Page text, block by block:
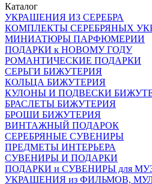
Каталог
УКРАШЕНИЯ ИЗ СЕРЕБРА
КОМПЛЕКТЫ СЕРЕБРЯНЫХ
МИНИАТЮРЫ ПАРФЮМЕРИИ
ПОДАРКИ к НОВОМУ ГОДУ
РОМАНТИЧЕСКИЕ ПОДАРКИ
СЕРЬГИ БИЖУТЕРИЯ
КОЛЬЦА БИЖУТЕРИЯ
КУЛОНЫ И ПОДВЕСКИ
БРАСЛЕТЫ БИЖУТЕРИЯ
БРОШИ БИЖУТЕРИЯ
ВИНТАЖНЫЙ ПОДАРОК
СЕРЕБРЯНЫЕ СУВЕНИРЫ
ПРЕДМЕТЫ ИНТЕРЬЕРА
СУВЕНИРЫ И ПОДАРКИ
ПОДАРКИ и СУВЕНИРЫ для
УКРАШЕНИЯ из ФИЛЬМОВ,